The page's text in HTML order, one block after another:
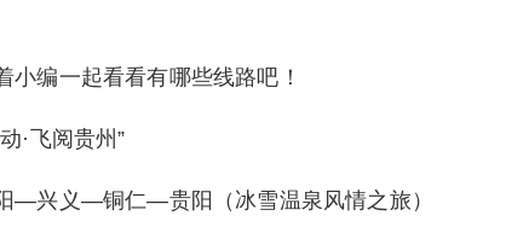
小编一起看看有哪些线路吧！
·飞阅贵州”
—兴义—铜仁—贵阳（冰雪温泉风情之旅）